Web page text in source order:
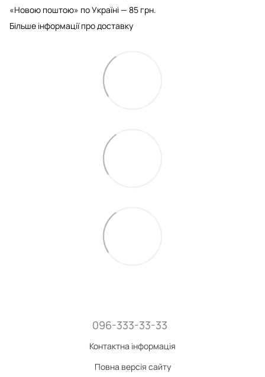
«Новою поштою» по Україні — 85 грн.
Більше інформації про доставку
096-333-33-33
Контактна інформація
Повна версія сайту